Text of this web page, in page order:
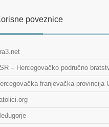
poveznice
– Hercegovačko područno
franjevačka provincija